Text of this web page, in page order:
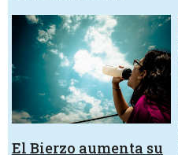
El Bierzo aumenta su